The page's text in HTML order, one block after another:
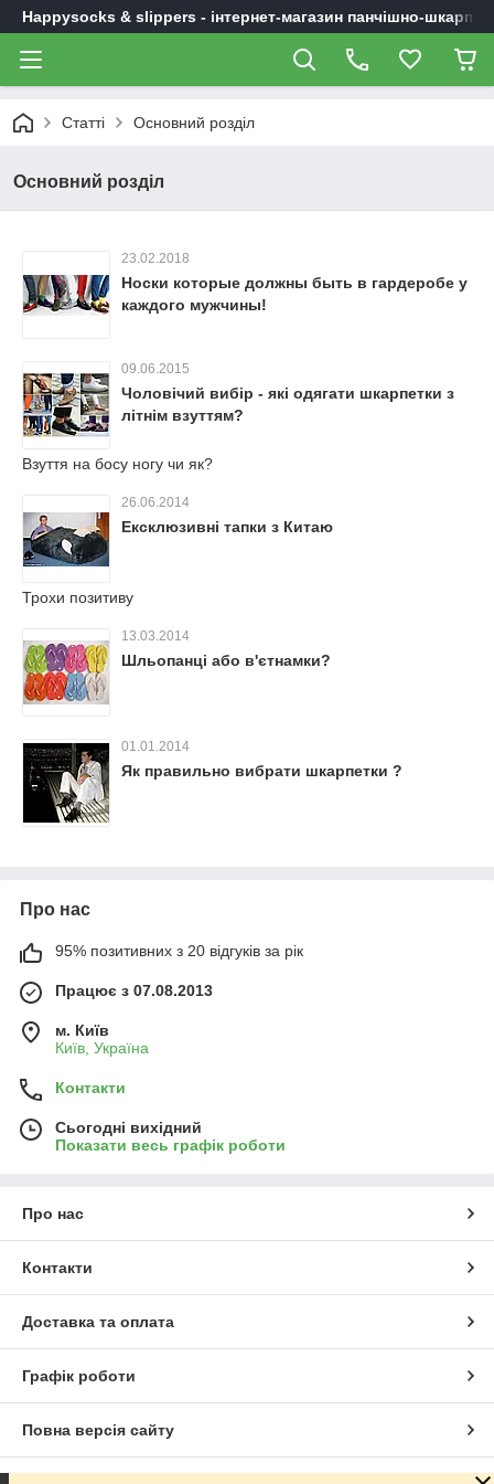
Happysocks & slippers - інтернет-магазин панчішно-
Статті Основний розділ
Основний розділ
23.02.2018
Носки которые должны быть в гардеробе у
каждого мужчины!
09.06.2015
Чоловічий вибір - які одягати шкарпетки з
літнім взуттям?
Взуття на босу ногу чи як?
26.06.2014
Ексклюзивні тапки з Китаю
Трохи позитиву
13.03.2014
Шльопанці або в'єтнамки?
01.01.2014
Як правильно вибрати шкарпетки ?
Про нас
95% позитивних з 20 відгуків за рік
Працює з 07.08.2013
м. Київ
Київ, Україна
Контакти
Сьогодні вихідний
Показати весь графік роботи
Про нас
Контакти
Доставка та оплата
Графік роботи
Повна версія сайту